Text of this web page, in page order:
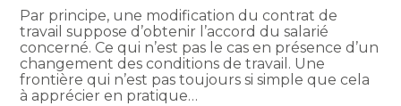
Par principe, une modification du contrat de
travail suppose d’obtenir l’accord du salarié
concerné. Ce qui n’est pas le cas en présence d’un
changement des conditions de travail. Une
frontière qui n’est pas toujours si simple que cela
à apprécier en pratique…